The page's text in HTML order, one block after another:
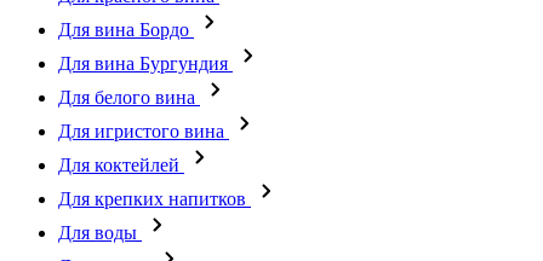
Для вина Бордо
Для вина Бургундия
Для белого вина
Для игристого вина
Для коктейлей
Для крепких напитков
Для воды